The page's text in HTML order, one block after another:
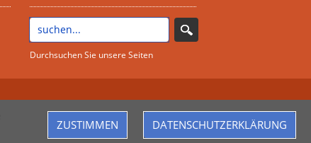
Durchsuchen Sie unsere Seiten
ZUSTIMMEN DATENSCHUTZERKLÄRUNG